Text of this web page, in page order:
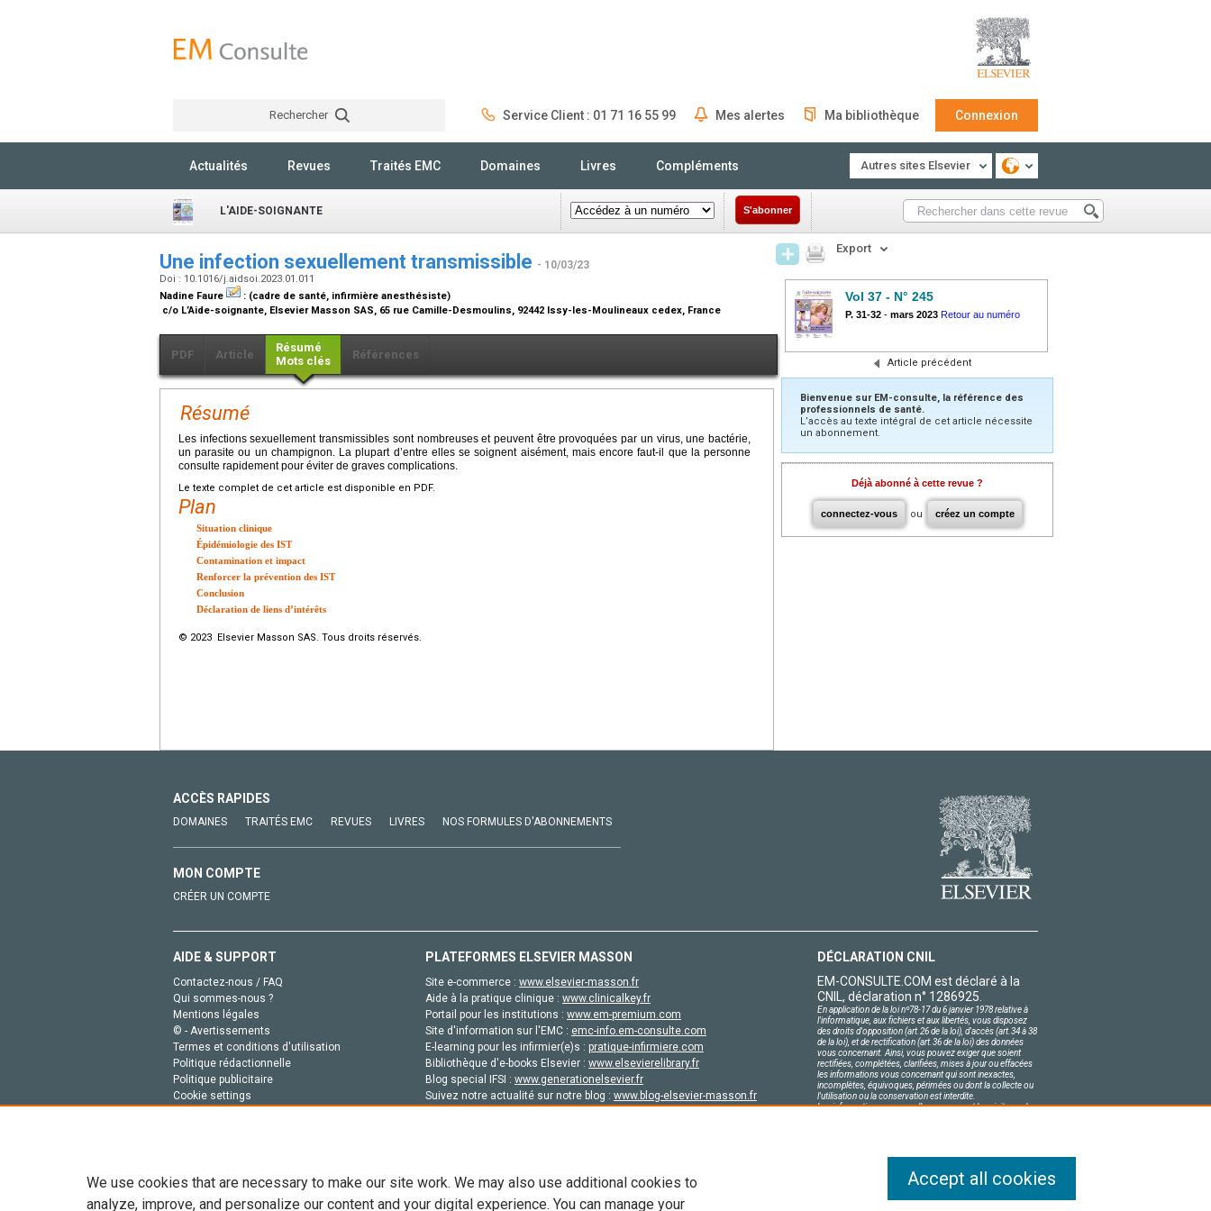
Rechercher Service Client : 01 71 16 55 99 Mes alertes Ma bibliothèque Connexion
Actualités Revues Traités EMC Domaines Livres Compléments Autres sites Elsevier
L'AIDE-SOIGNANTE S'abonner
Une infection sexuellement transmissible - 10/03/23
Doi : 10.1016/j.aidsoi.2023.01.011
Nadine Faure
: (cadre de santé, infirmière anesthésiste)
c/o L’Aide-soignante, Elsevier Masson SAS, 65 rue Camille-Desmoulins, 92442 Issy-les-Moulineaux cedex, France
PDF Article
Résumé
Mots clés
Références
Résumé
Les infections sexuellement transmissibles sont nombreuses et peuvent être provoquées par un virus, une bactérie,
un parasite ou un champignon. La plupart d’entre elles se soignent aisément, mais encore faut-il que la personne
consulte rapidement pour éviter de graves complications.
Le texte complet de cet article est disponible en PDF.
Plan
Situation clinique
Épidémiologie des IST
Contamination et impact
Renforcer la prévention des IST
Conclusion
Déclaration de liens d’intérêts
© 2023 Elsevier Masson SAS. Tous droits réservés.
Export
Vol 37 - N° 245
P. 31-32 - mars 2023 Retour au numéro
Article précédent
Bienvenue sur EM-consulte, la référence des
professionnels de santé.
L’accès au texte intégral de cet article nécessite
un abonnement.
Déjà abonné à cette revue ?
connectez-vous ou créez un compte
ACCÈS RAPIDES
DOMAINES TRAITÉS EMC REVUES LIVRES NOS FORMULES D'ABONNEMENTS
MON COMPTE
CRÉER UN COMPTE
AIDE & SUPPORT
Contactez-nous / FAQ
Qui sommes-nous ?
Mentions légales
© - Avertissements
Termes et conditions d'utilisation
Politique rédactionnelle
Politique publicitaire
Cookie settings
PLATEFORMES ELSEVIER MASSON
Site e-commerce : www.elsevier-masson.fr
Aide à la pratique clinique : www.clinicalkey.fr
Portail pour les institutions : www.em-premium.com
Site d'information sur l'EMC : emc-info.em-consulte.com
E-learning pour les infirmier(e)s : pratique-infirmiere.com
Bibliothèque d'e-books Elsevier : www.elsevierelibrary.fr
Blog special IFSI : www.generationelsevier.fr
Suivez notre actualité sur notre blog : www.blog-elsevier-masson.fr
DÉCLARATION CNIL
EM-CONSULTE.COM est déclaré à la
CNIL, déclaration n° 1286925.
En application de la loi nº78-17 du 6 janvier 1978 relative à
l'informatique, aux fichiers et aux libertés, vous disposez
des droits d'opposition (art.26 de la loi), d'accès (art.34 à 38
de la loi), et de rectification (art.36 de la loi) des données
vous concernant. Ainsi, vous pouvez exiger que soient
rectifiées, complétées, clarifiées, mises à jour ou effacées
les informations vous concernant qui sont inexactes,
incomplètes, équivoques, périmées ou dont la collecte ou
l'utilisation ou la conservation est interdite.
Les informations personnelles concernant les visiteurs de
We use cookies that are necessary to make our site work. We may also use additional cookies to
analyze, improve, and personalize our content and your digital experience. You can manage your
Accept all cookies